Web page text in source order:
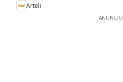
Arteli
ANUNCIO